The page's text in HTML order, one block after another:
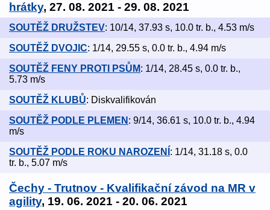
hrátky, 27. 08. 2021 - 29. 08. 2021
SOUTĚŽ DRUŽSTEV: 10/14, 37.93 s, 10.0 tr. b., 4.53 m/s
SOUTĚŽ DVOJIC: 1/14, 29.55 s, 0.0 tr. b., 4.94 m/s
SOUTĚŽ FENY PROTI PSŮM: 1/14, 28.45 s, 0.0 tr. b.,
5.73 m/s
SOUTĚŽ KLUBŮ: Diskvalifikován
SOUTĚŽ PODLE PLEMEN : 9/14, 36.61 s, 10.0 tr. b., 4.94
m/s
SOUTĚŽ PODLE ROKU NAROZENÍ : 1/14, 31.18 s, 0.0
tr. b., 5.07 m/s
Čechy - Trutnov - Kvalifikační závod na MR v
agility, 19. 06. 2021 - 20. 06. 2021